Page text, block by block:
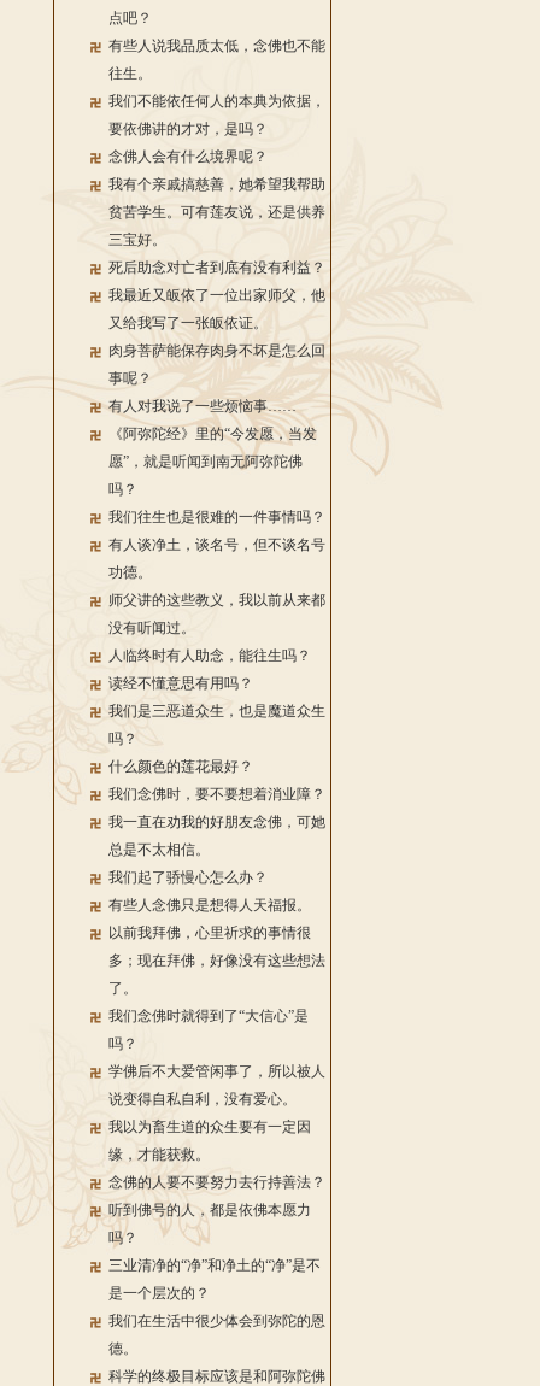
点吧？
有些人说我品质太低，念佛也不能
往生。
我们不能依任何人的本典为依据，
要依佛讲的才对，是吗？
念佛人会有什么境界呢？
我有个亲戚搞慈善，她希望我帮助
贫苦学生。可有莲友说，还是供养
三宝好。
死后助念对亡者到底有没有利益？
我最近又皈依了一位出家师父，他
又给我写了一张皈依证。
肉身菩萨能保存肉身不坏是怎么回
事呢？
有人对我说了一些烦恼事……
《阿弥陀经》里的“今发愿，当发
愿”，就是听闻到南无阿弥陀佛
吗？
我们往生也是很难的一件事情吗？
有人谈净土，谈名号，但不谈名号
功德。
师父讲的这些教义，我以前从来都
没有听闻过。
人临终时有人助念，能往生吗？
读经不懂意思有用吗？
我们是三恶道众生，也是魔道众生
吗？
什么颜色的莲花最好？
我们念佛时，要不要想着消业障？
我一直在劝我的好朋友念佛，可她
总是不太相信。
我们起了骄慢心怎么办？
有些人念佛只是想得人天福报。
以前我拜佛，心里祈求的事情很
多；现在拜佛，好像没有这些想法
了。
我们念佛时就得到了“大信心”是
吗？
学佛后不大爱管闲事了，所以被人
说变得自私自利，没有爱心。
我以为畜生道的众生要有一定因
缘，才能获救。
念佛的人要不要努力去行持善法？
听到佛号的人，都是依佛本愿力
吗？
三业清净的“净”和净土的“净”是不
是一个层次的？
我们在生活中很少体会到弥陀的恩
德。
科学的终极目标应该是和阿弥陀佛